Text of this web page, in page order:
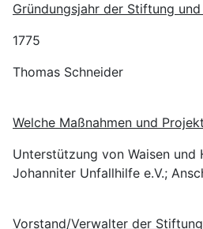
Gründungsjahr der Stiftung
1775
Thomas Schneider
Welche Maßnahmen und
Unterstützung von Waisen
Johanniter Unfallhilfe e.V.;
Vorstand/Verwalter der Stiftung